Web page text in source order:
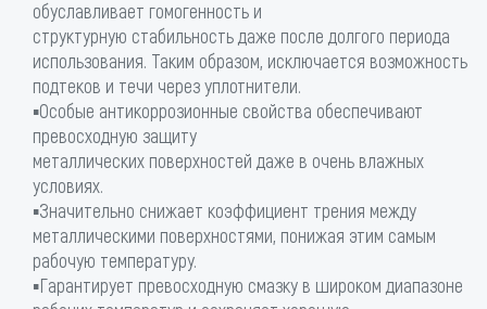
обуславливает гомогенность и
структурную стабильность даже после долгого периода
использования. Таким образом, исключается возможность
подтеков и течи через уплотнители.
▪Особые антикоррозионные свойства обеспечивают
превосходную защиту
металлических поверхностей даже в очень влажных
условиях.
▪Значительно снижает коэффициент трения между
металлическими поверхностями, понижая этим самым
рабочую температуру.
▪Гарантирует превосходную смазку в широком диапазоне